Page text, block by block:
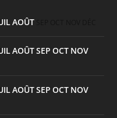
AOÛT
AOÛTSEP OCT NOV
AOÛTSEP OCT NOV